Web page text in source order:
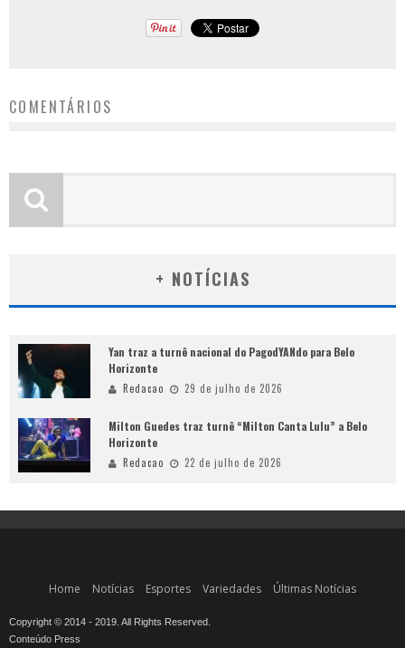
COMENTÁRIOS
+ NOTÍCIAS
Yan traz a turnê nacional do PagodYANdo para Belo
Horizonte
Redacao 29 de julho de 2026
Milton Guedes traz turnê “Milton Canta Lulu” a Belo
Horizonte
Redacao 22 de julho de 2026
Home Notícias Esportes Variedades Últimas Notícias
Copyright © 2014 - 2019. All Rights Reserved.
Conteúdo Press